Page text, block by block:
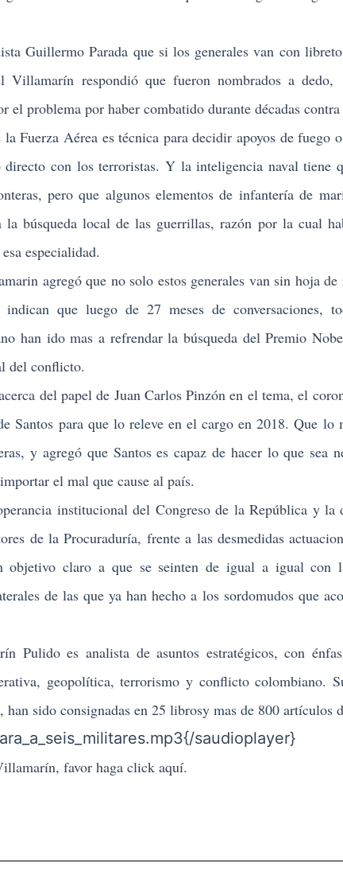
Parada que si los generales van con
Villamarín respondió que fueron nombrados a
el problema por haber combatido durante décadas
Fuerza Aérea es técnica para decidir apoyos de fuego
directo con los terroristas. Y la inteligencia naval tiene
pero que algunos elementos de infantería de
la búsqueda local de las guerrillas, razón por la cual
especialidad.
agregó que no solo estos generales van sin hoja de
indican que luego de 27 meses de conversaciones,
han ido mas a refrendar la búsqueda del Premio
del conflicto.
del papel de Juan Carlos Pinzón en el tema, el
Santos para que lo releve en el cargo en 2018. Que lo
y agregó que Santos es capaz de hacer lo que sea
el mal que cause al país.
institucional del Congreso de la República y la
de la Procuraduría, frente a las desmedidas
objetivo claro a que se seinten de igual a igual con
de las que ya han hecho a los sordomudos que
Pulido es analista de asuntos estratégicos, con
geopolítica, terrorismo y conflicto colombiano.
han sido consignadas en 25 librosy mas de 800 artículos
saudioplayer}
favor haga clickaquí.